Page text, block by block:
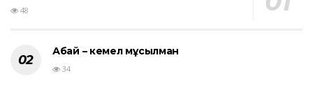
48
Абай – кемел мұсылман
34